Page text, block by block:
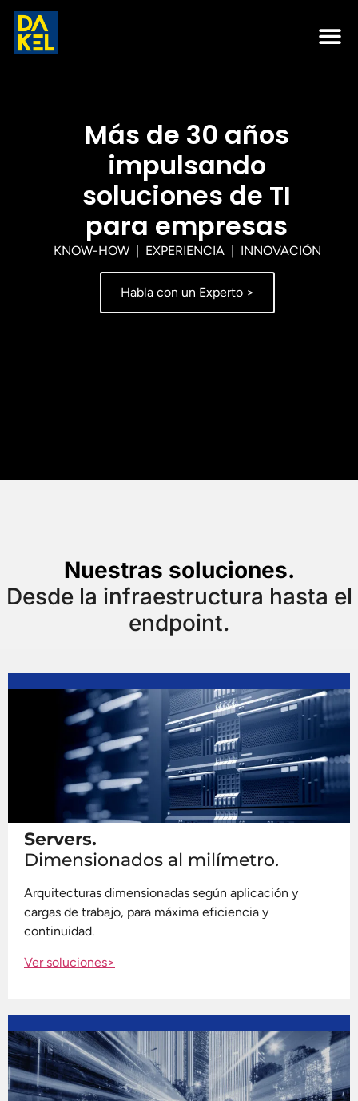
Más de 30 años
impulsando
soluciones de TI
para empresas
KNOW-HOW | EXPERIENCIA | INNOVACIÓN
Habla con un Experto >
Nuestras soluciones.
Desde la infraestructura hasta el
endpoint.
Servers.
Dimensionados al milímetro.
Arquitecturas dimensionadas según aplicación y
cargas de trabajo, para máxima eficiencia y
continuidad.
Ver soluciones>